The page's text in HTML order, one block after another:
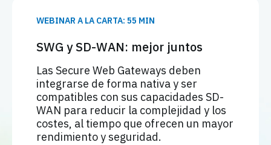
WEBINAR A LA CARTA: 55 MIN
SWG y SD-WAN: mejor juntos
Las Secure Web Gateways deben
integrarse de forma nativa y ser
compatibles con sus capacidades SD-
WAN para reducir la complejidad y los
costes, al tiempo que ofrecen un mayor
rendimiento y seguridad.